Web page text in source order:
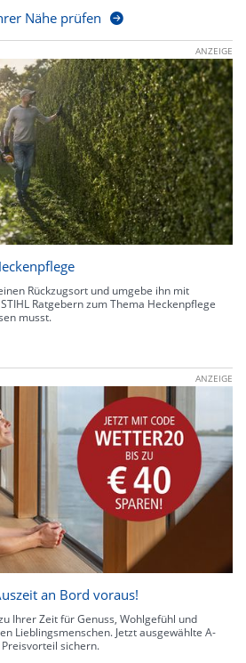
Nähe prüfen
ANZEIGE
Rückzugsort und umgebe ihn mit
Ratgebern zum Thema Heckenpflege
musst.
ANZEIGE
an Bord voraus!
Ihrer Zeit für Genuss, Wohlgefühl und
Lieblingsmenschen. Jetzt ausgewählte A-
sichern.